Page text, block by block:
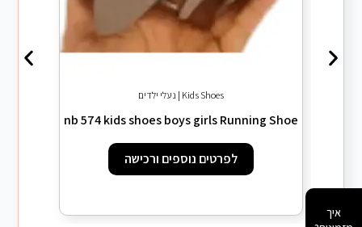
Kids Shoes | נעלי ילדים
nb 574 kids shoes boys girls Running Shoe
לפרטים נוספים ורכישה
איך